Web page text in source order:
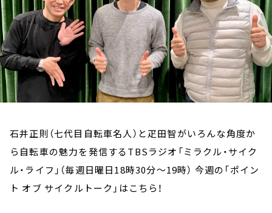
石井正則（七代目自転車名人）と疋田智がいろんな角度か
ら自転車の魅力を発信するTBSラジオ「ミラクル・サイク
ル・ライフ」（毎週日曜日18時30分～19時） 今週の「ポイン
ト オブ サイクルトーク」はこちら！